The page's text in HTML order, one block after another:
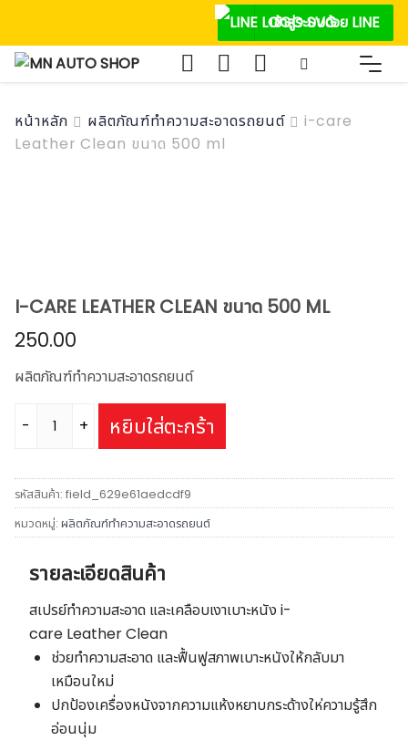
content
เข้าสู่ระบบด้วย LINE
หน้าหลัก ผลิตภัณฑ์ทำความสะอาดรถยนต์
i-care
Leather Clean ขนาด 500 ml
I-CARE LEATHER CLEAN ขนาด 500 ML
250.00
ผลิตภัณฑ์ทำความสะอาดรถยนต์
Leather
Clean
ขนาด
ml
ชิ้น
หยิบใส่ตะกร้า
รหัสสินค้า: field_629e61aedcdf9
หมวดหมู่: ผลิตภัณฑ์ทำความสะอาดรถยนต์
รายละเอียดสินค้า
สเปรย์ทำความสะอาด และเคลือบเงาเบาะหนัง i-
care Leather Clean
ช่วยทำความสะอาด และฟื้นฟูสภาพเบาะหนังให้กลับมา
เหมือนใหม่
ปกป้องเครื่องหนังจากความแห้งหยาบกระด้างให่ความรู้สึก
อ่อนนุ่ม